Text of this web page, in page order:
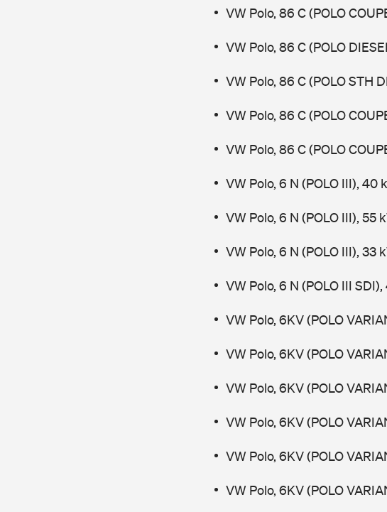
VW Polo, 86 C (POLO
VW Polo, 86 C (POLO
VW Polo, 86 C (POLO STH
VW Polo, 86 C (POLO
VW Polo, 86 C (POLO
VW Polo, 6 N (POLO III), 40
VW Polo, 6 N (POLO III), 55
VW Polo, 6 N (POLO III), 33
VW Polo, 6 N (POLO III
VW Polo, 6KV (POLO
VW Polo, 6KV (POLO
VW Polo, 6KV (POLO
VW Polo, 6KV (POLO
VW Polo, 6KV (POLO
VW Polo, 6KV (POLO